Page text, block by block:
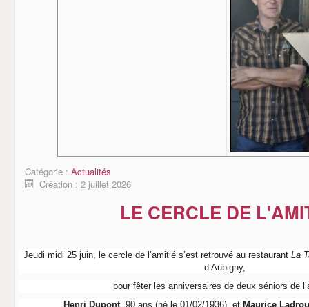
Catégorie : Actualités
Création : 2 juillet 2026
LE CERCLE DE
Jeudi midi 25 juin, le cercle de l’amitié s’est retrouvé au restaurant La
d’Aubigny,
pour fêter les anniversaires de deux séniors de
Henri Dupont, 90 ans (né le 01/02/1936), et Maurice